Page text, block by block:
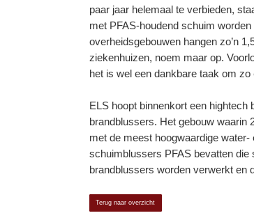
paar jaar helemaal te verbieden,
met PFAS-houdend schuim
overheidsgebouwen hangen zo’n
ziekenhuizen, noem maar op.
het is wel een dankbare taak om
ELS hoopt binnenkort een
brandblussers. Het gebouw waarin
met de meest hoogwaardige
schuimblussers PFAS bevatten die
brandblussers worden verwerkt en
Terug naar overzicht